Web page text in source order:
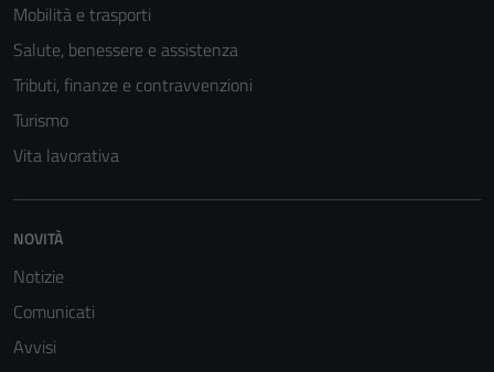
Mobilità e trasporti
Salute, benessere e assistenza
Tributi, finanze e contravvenzioni
Turismo
Vita lavorativa
NOVITÀ
Notizie
Comunicati
Avvisi
del sito e non